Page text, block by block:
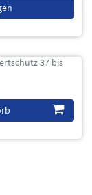
37 bis